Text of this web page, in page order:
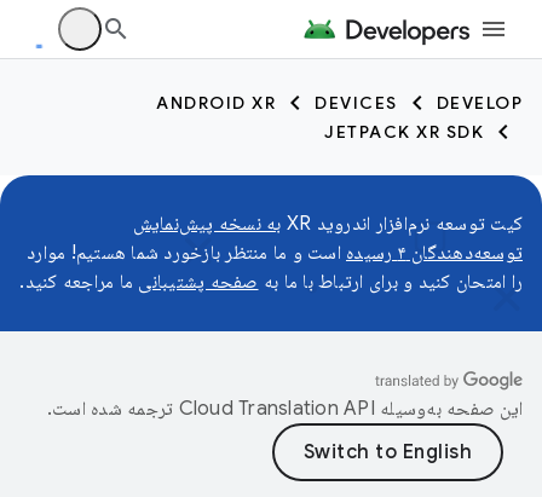
DEVELOP
DEVICES
ANDROID XR
JETPACK XR SDK
کیت توسعه نرم‌افزار اندروید XR
به نسخه پیش‌نمایش
توسعه‌دهندگان ۴ رسیده
است و ما منتظر بازخورد شما هستیم! موارد
را امتحان کنید و برای ارتباط با ما به صفحه پشتیبانی ما مراجعه کنید.
این صفحه به‌وسیله ترجمه شده است.